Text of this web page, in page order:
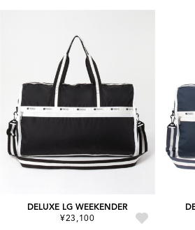
DELUXE LG WEEKENDER
¥23,100